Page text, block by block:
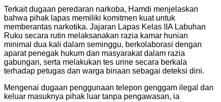
Terkait dugaan peredaran narkoba, Hamdi menjelaskan
bahwa pihak lapas memiliki komitmen kuat untuk
memberantas narkotika. Jajaran Lapas Kelas IIA Labuhan
Ruku secara rutin melaksanakan razia kamar hunian
minimal dua kali dalam seminggu, berkolaborasi dengan
aparat penegak hukum dan masyarakat dalam razia
gabungan, serta melakukan tes urine secara berkala
terhadap petugas dan warga binaan sebagai deteksi dini.
Mengenai dugaan penggunaan telepon genggam ilegal dan
keluar masuknya pihak luar tanpa pengawasan, ia